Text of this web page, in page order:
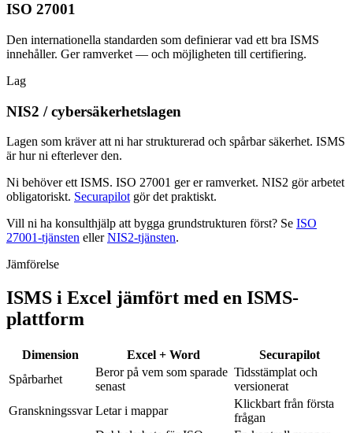
ISO 27001
Den internationella standarden som definierar vad ett bra ISMS
innehåller. Ger ramverket — och möjligheten till certifiering.
Lag
NIS2 / cybersäkerhetslagen
Lagen som kräver att ni har strukturerad och spårbar säkerhet. ISMS
är hur ni efterlever den.
Ni behöver ett ISMS. ISO 27001 ger er ramverket. NIS2 gör arbetet
obligatoriskt. Securapilot gör det praktiskt.
Vill ni ha konsulthjälp att bygga grundstrukturen först? Se ISO
27001-tjänsten ellerNIS2-tjänsten.
Jämförelse
ISMS i Excel jämfört med en ISMS-
plattform
Dimension Excel + Word
Securapilot
Spårbarhet
Beror på vem som sparade
senast
Tidsstämplat och
versionerat
Granskningssvar Letar i mappar
Klickbart från första
frågan